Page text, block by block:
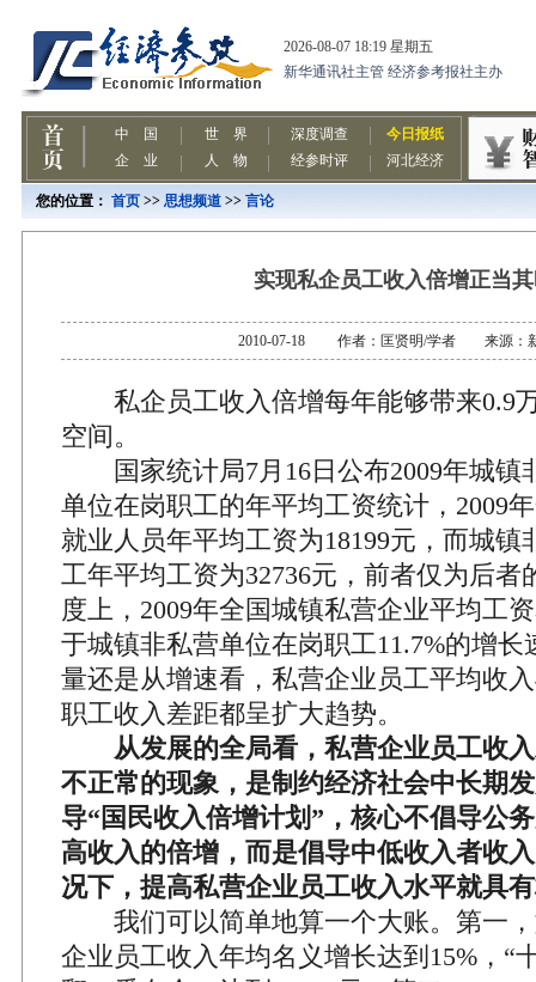
您的位置： 首页 >> 思想频道 >> 言论
实现私企员工收入倍增正当
2010-07-18 作者：匡贤明/学者 来源：
私企员工收入倍增每年能够带来0.9
空间。
国家统计局7月16日公布2009年城镇
单位在岗职工的年平均工资统计，2009
就业人员年平均工资为18199元，而城镇
工年平均工资为32736元，前者仅为后者
度上，2009年全国城镇私营企业平均工
于城镇非私营单位在岗职工11.7%的增
量还是从增速看，私营企业员工平均收
职工收入差距都呈扩大趋势。
从发展的全局看，私营企业员工收
不正常的现象，是制约经济社会中长期
导“国民收入倍增计划”，核心不倡导公
高收入的倍增，而是倡导中低收入者收
况下，提高私营企业员工收入水平就具
我们可以简单地算一个大账。第一，
企业员工收入年均名义增长达到15%，“